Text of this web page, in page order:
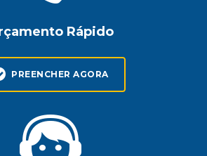
Rápido
PREENCHER AGORA